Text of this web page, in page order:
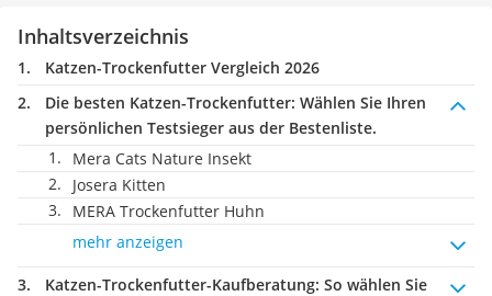
Inhaltsverzeichnis
Katzen-Trockenfutter Vergleich 2026
Die besten Katzen-Trockenfutter: Wählen Sie Ihren
persönlichen Testsieger aus der Bestenliste.
Mera Cats Nature Insekt
Josera Kitten
MERA Trockenfutter Huhn
mehr anzeigen
Katzen-Trockenfutter-Kaufberatung: So wählen Sie